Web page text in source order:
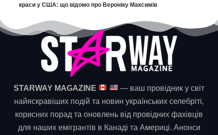
краси у США: що відомо про Вероніку Максимів
STARWAY MAGAZINE
— ваш провідник у світ
найяскравіших подій та новин українських селебріті,
корисних порад та оновлень від провідних фахівців
для наших емігрантів в Канаді та Америці. Анонси